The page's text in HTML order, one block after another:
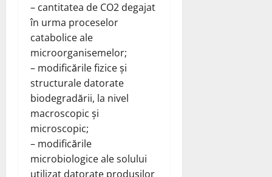
– cantitatea de CO2 degajat
în urma proceselor
catabolice ale
microorganisemelor;
– modificările fizice și
structurale datorate
biodegradării, la nivel
macroscopic și
microscopic;
– modificările
microbiologice ale solului
utilizat datorate produșilor